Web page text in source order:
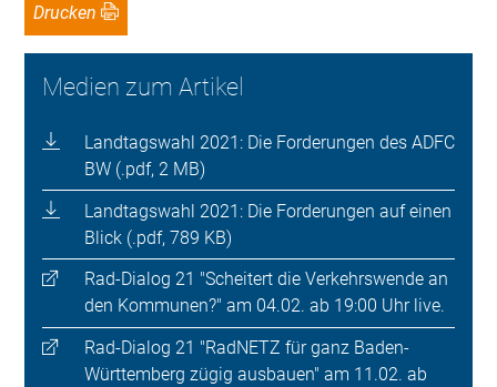
Drucken
Medien zum Artikel
Landtagswahl 2021: Die Forderungen des ADFC
BW (.pdf, 2 MB)
Landtagswahl 2021: Die Forderungen auf einen
Blick (.pdf, 789 KB)
Rad-Dialog 21 "Scheitert die Verkehrswende an
den Kommunen?" am 04.02. ab 19:00 Uhr live.
Rad-Dialog 21 "RadNETZ für ganz Baden-
Württemberg zügig ausbauen" am 11.02. ab